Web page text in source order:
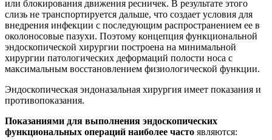
или блокирования движения ресничек. В результате этого
слизь не транспортируется дальше, что создает условия для
внедрения инфекции с последующим распространением ее в
околоносовые пазухи. Поэтому концепция функциональной
эндоскопической хирургии построена на минимальной
хирургии патологических деформаций полости носа с
максимальным восстановлением физиологической функции.
Эндоскопическая эндоназальная хирургия имеет показания и
противопоказания.
Показаниями для выполнения эндоскопических
функциональных операций наиболее часто являются: